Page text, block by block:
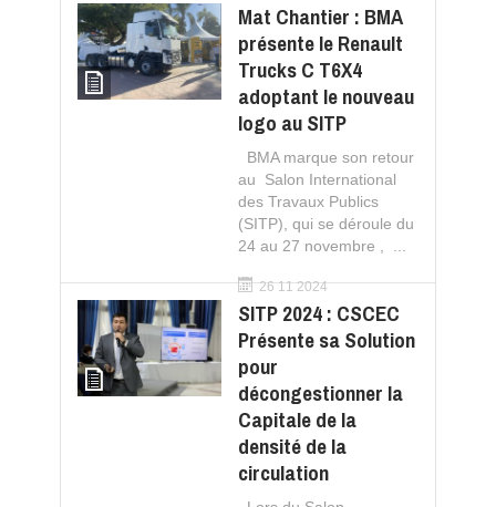
Mat Chantier : BMA
présente le Renault
Trucks C T6X4
adoptant le nouveau
logo au SITP
BMA marque son retour
au Salon International
des Travaux Publics
(SITP), qui se déroule du
24 au 27 novembre , ...
26 11 2024
SITP 2024 : CSCEC
Présente sa Solution
pour
décongestionner la
Capitale de la
densité de la
circulation